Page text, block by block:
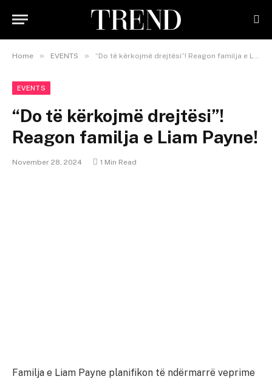
Home » EVENTS » “Do të kërkojmë drejtësi”! Reagon familja e Liam Payne!
EVENTS
“Do të kërkojmë drejtësi”!
Reagon familja e Liam Payne!
November 28, 2024 1 Min Read
Familja e Liam Payne planifikon të ndërmarrë veprime